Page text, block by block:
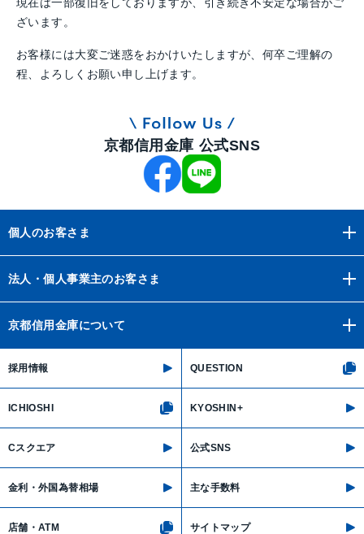
ざいます。
お客様には大変ご迷惑をおかけいたしますが、何卒ご理解の
程、よろしくお願い申し上げます。
京都信用金庫 公式SNS
個人のお客さま
法人・個人事業主のお客さま
京都信用金庫について
採用情報 QUESTION
ICHIOSHI KYOSHIN+
Cスクエア 公式SNS
金利・外国為替相場 主な手数料
店舗・ATM サイトマップ